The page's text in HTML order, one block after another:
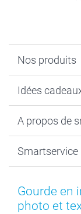
Nos produits
Calendrier
Tirage photo &
Faire-part &
Coques
Stickers &
Idées
Anniversaire
Naissance &
Fête des Mères
Fête des Pères
A propos de
Plan du site
Droit de
Plaintes
Smartservice
Aide
smartbonus
Gourde en
photo et